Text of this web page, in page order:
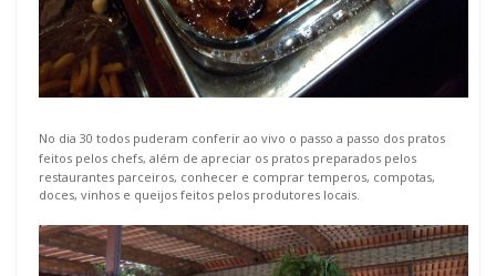
No dia 30 todos puderam conferir ao vivo o passo a passo dos pratos
feitos pelos chefs, além de apreciar os pratos preparados pelos
restaurantes parceiros, conhecer e comprar temperos, compotas,
doces, vinhos e queijos feitos pelos produtores locais.